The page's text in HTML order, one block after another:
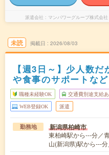
派遣会社 マンパワーグループ株式会
未読 掲載日 2026/08/03
【週3日～】少人数
や食事のサポートなど
職種未経験OK 交通費別途支給あ
WEB登録OK 派遣
勤務地 新潟県柏崎市
東柏崎駅から---分／
山(新潟県)駅から---